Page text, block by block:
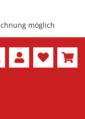
möglich